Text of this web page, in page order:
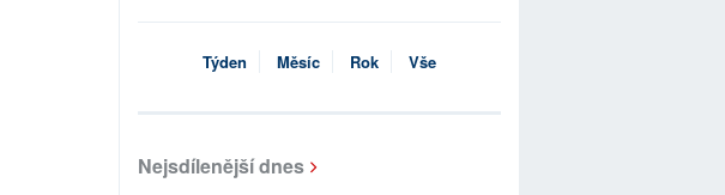
Týden Měsíc Rok Vše
Nejsdílenější dnes